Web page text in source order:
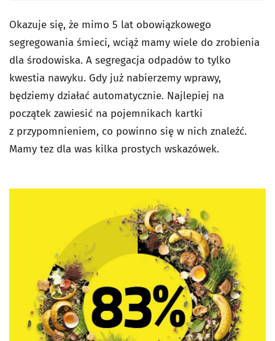
Okazuje się, że mimo 5 lat obowiązkowego
segregowania śmieci, wciąż mamy wiele do zrobienia
dla środowiska. A segregacja odpadów to tylko
kwestia nawyku. Gdy już nabierzemy wprawy,
będziemy działać automatycznie. Najlepiej na
początek zawiesić na pojemnikach kartki
z przypomnieniem, co powinno się w nich znaleźć.
Mamy tez dla was kilka prostych wskazówek.